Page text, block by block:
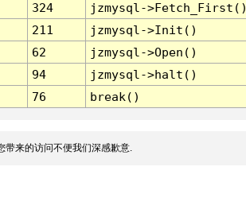
324
jzmysql-
211
jzmysql->Init()
62
jzmysql->Open()
94
jzmysql->halt()
76 break()
来的访问不便我们深感歉意.